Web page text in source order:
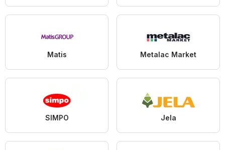
Matis Metalac Market
SIMPO Jela